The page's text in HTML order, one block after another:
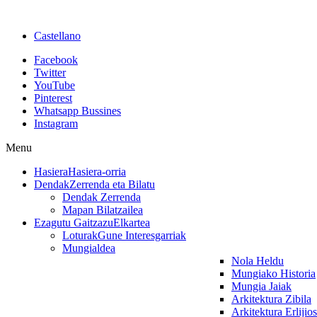
Castellano
Facebook
Twitter
YouTube
Pinterest
Whatsapp Bussines
Instagram
Menu
HasieraHasiera-orria
DendakZerrenda eta Bilatu
Dendak Zerrenda
Mapan Bilatzailea
Ezagutu GaitzazuElkartea
LoturakGune Interesgarriak
Mungialdea
Nola Heldu
Mungiako Historia
Mungia Jaiak
Arkitektura Zibila
Arkitektura